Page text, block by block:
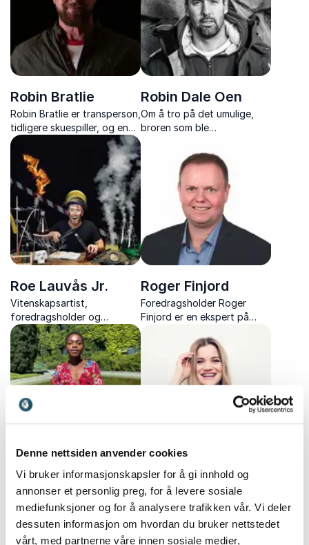
Denne nettsiden anvender cookies
Vi bruker informasjonskapsler for å gi innhold og
annonser et personlig preg, for å levere sosiale
mediefunksjoner og for å analysere trafikken vår. Vi deler
dessuten informasjon om hvordan du bruker nettstedet
vårt, med partnerne våre innen sosiale medier,
Robin Bratlie
Robin Bratlie er transperson,
tidligere skuespiller, og en
erfaren foredragsholder,
som gir deg verktøyene du
trenger for å ta tak i livet
og endre det til ett liv og en
hverdag du kan stå
rakrygget i...
Robin Dale Oen
Om å tro på det umulige,
broren som ble
og stiftelsen av The Dale
Oen Experience.
Roe Lauvås Jr.
Vitenskapsartist,
foredragsholder og
programleder, kjent for sine
spektakulære vitenshow og
innovative tanker om
utdanning.
Roger Finjord
Foredragsholder Roger
Finjord er en ekspert på
lagbygging. Hans unike
kombinasjon av humor og
visdom gir livlige og
tankevekkende foredrag.
Perfekt for teamutvikling!
Sally Kamara
Salamatu Kamara, en
prisvinnende
ungdomsentreprenør og
aktivist, deler sin kraftfulle
Sandra Lyng
Sandra er Indre
Styrketrener, podkastvert
og en influencer som bruker